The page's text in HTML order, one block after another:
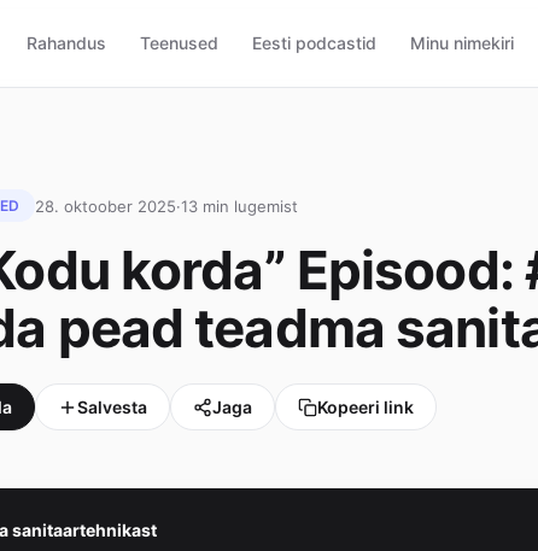
Rahandus Teenused Eesti podcastid Minu nimekiri
28. oktoober 2025·13 min lugemist
korda” Episood:
pead teadma
Salvesta Jaga Kopeeri link
sanitaartehnikast